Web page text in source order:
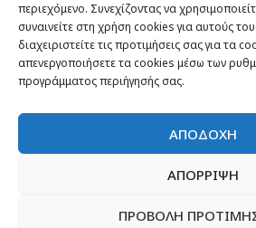
περιεχόμενο. Συνεχίζοντας να
συναινείτε στη χρήση cookies για αυτούς
διαχειριστείτε τις προτιμήσεις σας για τα
απενεργοποιήσετε τα cookies μέσω των
προγράμματος περιήγησής σας.
ΑΠΟΔΟΧΗ
ΑΠΟΡΡΙΨΗ
ΠΡΟΒΟΛΗ